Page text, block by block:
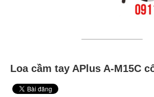
Loa cầm tay APlus A-M15C